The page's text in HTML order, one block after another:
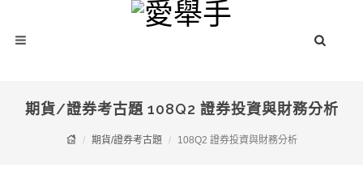
期貨/證券考古題 108Q2 證券投資與財務分析
期貨/證券考古題 108Q2 證券投資與財務分析